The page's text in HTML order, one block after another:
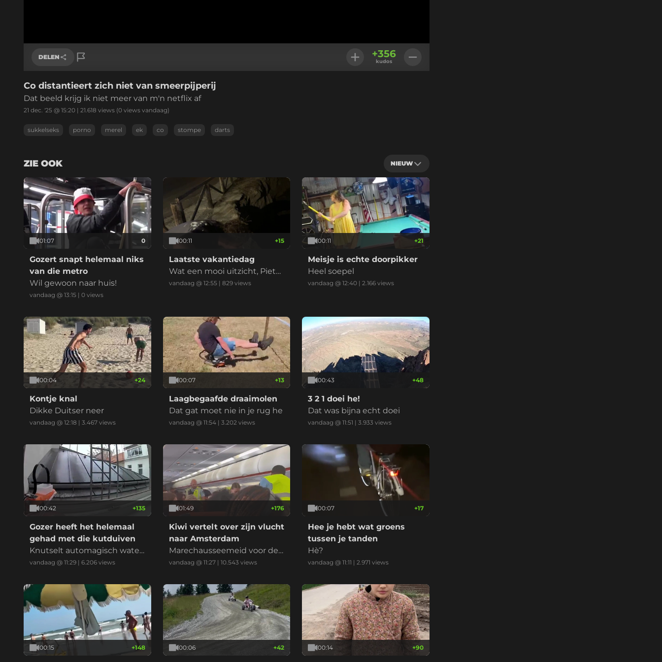
DELEN
Link kopiëren
+356
kudos
Co distantieert zich niet van smeerpijperij
Dat beeld krijg ik niet meer van m'n netflix af
21 dec. '25 @ 15:20 | 21.618 views (0 views vandaag)
sukkelseks porno merel ek co stompe darts
ZIE OOK NIEUW
01:07 0
Gozert snapt helemaal niks
van die metro
Wil gewoon naar huis!
vandaag @ 13:15 | 0 views
00:11 +15
Laatste vakantiedag
Wat een mooi uitzicht, Pieter
tje
vandaag @ 12:55| 829views
00:11 +21
Meisje is echte doorpikker
Heel soepel
vandaag @ 12:40 |2.166 views
00:04 +24
Kontje knal
Dikke Duitser neer
vandaag @ 12:18 | 3.467 views
00:07 +13
Laagbegaafde draaimolen
Dat gat moet nie in je rug he
vandaag @ 11:54| 3.202views
00:43 +48
3 2 1 doei he!
Dat was bijna echt doei
vandaag @ 11:51 |3.933 views
00:42 +135
Gozer heeft het helemaal
gehad met die kutduiven
Knutselt automagisch water
pistool om ze weg te jagen
vandaag @ 11:29 | 6.206 views
01:49 +176
Kiwi vertelt over zijn vlucht
naar Amsterdam
Marechausseemeid voor de
win!
vandaag @ 11:27| 10.543 views
00:07 +17
Hee je hebt wat groens
tussen je tanden
Hè?
vandaag @ 11:11 |2.971 views
00:15 +148 00:06 +42 00:14 +90